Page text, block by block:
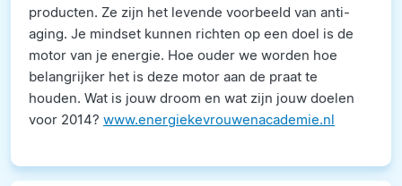
producten. Ze zijn het levende voorbeeld van anti-
aging. Je mindset kunnen richten op een doel is de
motor van je energie. Hoe ouder we worden hoe
belangrijker het is deze motor aan de praat te
houden. Wat is jouw droom en wat zijn jouw doelen
voor 2014? www.energiekevrouwenacademie.nl